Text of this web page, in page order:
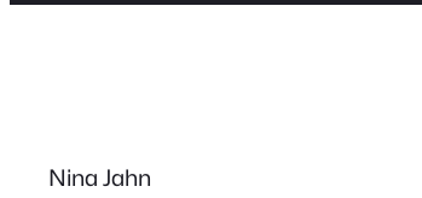
Nina Jahn